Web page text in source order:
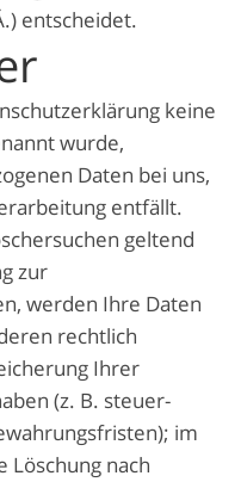
entscheidet.
keine
wurde,
Daten bei uns,
entfällt.
geltend
zur
werden Ihre Daten
rechtlich
Ihrer
(z. B. steuer-
im
Löschung nach